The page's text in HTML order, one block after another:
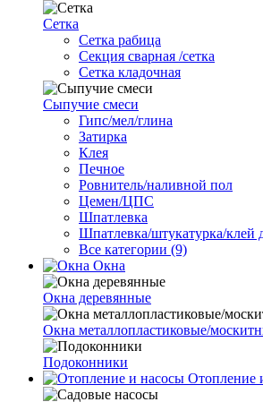
Сетка
Cетка рабица
Секция сварная /сетка
Сетка кладочная
Сыпучие смеси
Гипс/мел/глина
Затирка
Клея
Печное
Ровнитель/наливной пол
Цемен/ЦПС
Шпатлевка
Шпатлевка/штукатурка/клей
Все категории (9)
Окна
Окна деревянные
Окна металлопластиковые/
Подоконники
Отопление